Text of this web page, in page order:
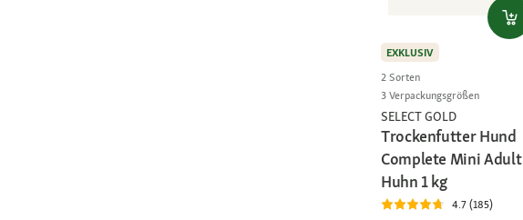
EXKLUSIV
2 Sorten
3 Verpackungsgrößen
SELECT GOLD
Trockenfutter Hund
Complete Mini Adult
Huhn 1 kg
4.7 (185)